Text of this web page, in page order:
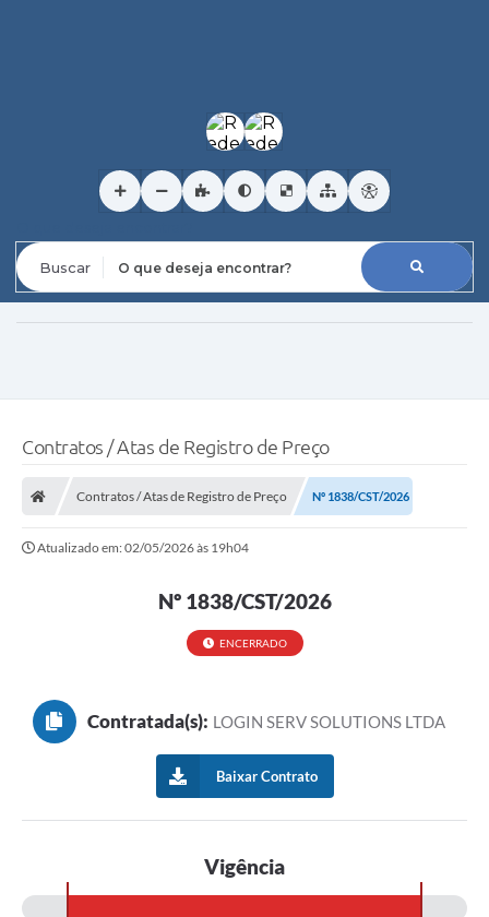
Contratos / Atas de Registro de Preço
Contratos / Atas de Registro de Preço Nº 1838/CST/2026
Atualizado em: 02/05/2026 às 19h04
Nº 1838/CST/2026
ENCERRADO
Contratada(s): LOGIN SERV SOLUTIONS LTDA
Baixar Contrato
Vigência